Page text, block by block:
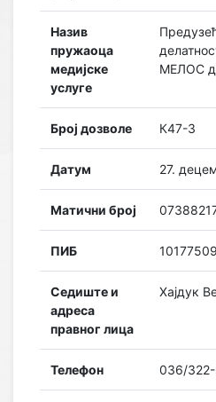
Назив
пружаоца
медијске
услуге
МЕЛОС
Број дозволе К47-3
Датум 27.
Матични број
ПИБ
Седиште и
адреса
правног лица
Хајдук
Телефон 036/